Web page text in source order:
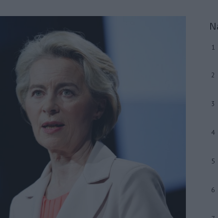
1
2
3
4
5
6